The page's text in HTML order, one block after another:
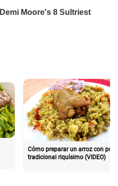
Cómo preparar un arroz con pollo
tradicional riquísimo (VIDEO)